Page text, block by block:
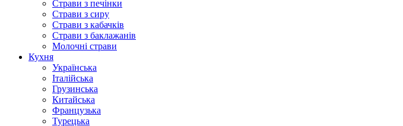
Страви з печінки
Страви з сиру
Страви з кабачків
Страви з баклажанів
Молочні страви
Кухня
Українська
Італійська
Грузинська
Китайська
Французька
Турецька